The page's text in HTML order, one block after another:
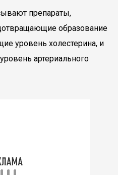
препараты,
образование
уровень холестерина, и
артериального